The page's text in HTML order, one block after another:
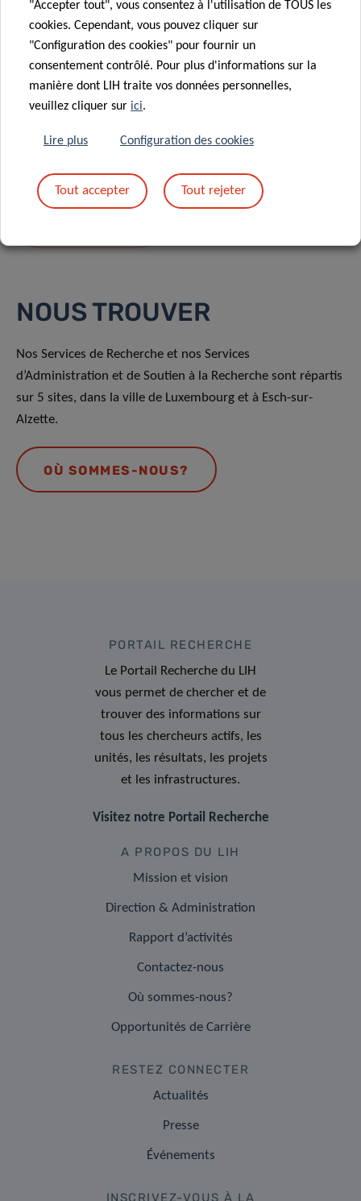
En envoyant votre message, vous acceptez
NOUS TROUVER
Nos Services de Recherche et nos Services
d’Administration et de Soutien à la Recherche sont répartis
sur 5 sites, dans la ville de Luxembourg et à Esch-sur-
Alzette.
OÙ SOMMES-NOUS?
PORTAIL RECHERCHE
Le Portail Recherche du LIH
vous permet de chercher et de
trouver des informations sur
tous les chercheurs actifs, les
unités, les résultats, les projets
et les infrastructures.
Visitez notre Portail Recherche
A PROPOS DU LIH
Mission et vision
Direction & Administration
Rapport d’activités
Contactez-nous
Où sommes-nous?
Opportunités de Carrière
RESTEZ CONNECTER
Actualités
Presse
Événements
INSCRIVEZ-VOUS À LA
"Accepter tout", vous consentez à l'utilisation de TOUS les
cookies. Cependant, vous pouvez cliquer sur
"Configuration des cookies" pour fournir un
consentement contrôlé. Pour plus d'informations sur la
manière dont LIH traite vos données personnelles,
veuillez cliquer sur ici.
Lire plus Configuration des cookies
Tout accepter Tout rejeter